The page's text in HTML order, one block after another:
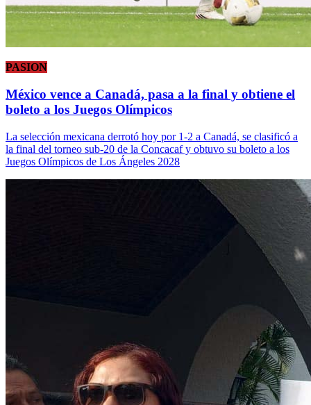
PASION
México vence a Canadá, pasa a la final y obtiene el
boleto a los Juegos Olímpicos
La selección mexicana derrotó hoy por 1-2 a Canadá, se clasificó a
la final del torneo sub-20 de la Concacaf y obtuvo su boleto a los
Juegos Olímpicos de Los Ángeles 2028